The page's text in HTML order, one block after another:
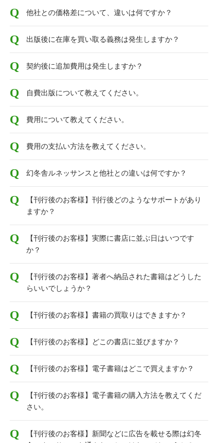
他社との価格差について、違いは何ですか？
出版後に在庫を買い取る義務は発生しますか？
契約後に追加費用は発生しますか？
自費出版について教えてください。
費用について教えてください。
費用の支払い方法を教えてください。
幻冬舎ルネッサンスと他社との違いは何ですか？
【刊行後のお客様】刊行後どのようなサポートがあり
ますか？
【刊行後のお客様】実際に書店に並ぶ日はいつです
か？
【刊行後のお客様】著者へ納品された書籍はどうした
らいいでしょうか？
【刊行後のお客様】書籍の買取りはできますか？
【刊行後のお客様】どこの書店に並びますか？
【刊行後のお客様】電子書籍はどこで買えますか？
【刊行後のお客様】電子書籍の購入方法を教えてくだ
さい。
【刊行後のお客様】新聞などに広告を載せる際は幻冬